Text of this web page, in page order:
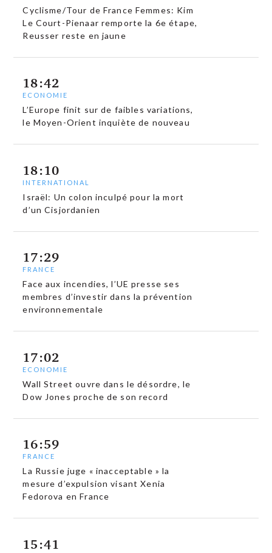
Cyclisme/Tour de France Femmes: Kim
Le Court-Pienaar remporte la 6e étape,
Reusser reste en jaune
18:42
ECONOMIE
L’Europe finit sur de faibles variations,
le Moyen-Orient inquiète de nouveau
18:10
INTERNATIONAL
Israël: Un colon inculpé pour la mort
d’un Cisjordanien
17:29
FRANCE
Face aux incendies, l’UE presse ses
membres d’investir dans la prévention
environnementale
17:02
ECONOMIE
Wall Street ouvre dans le désordre, le
Dow Jones proche de son record
16:59
FRANCE
La Russie juge « inacceptable » la
mesure d’expulsion visant Xenia
Fedorova en France
15:41